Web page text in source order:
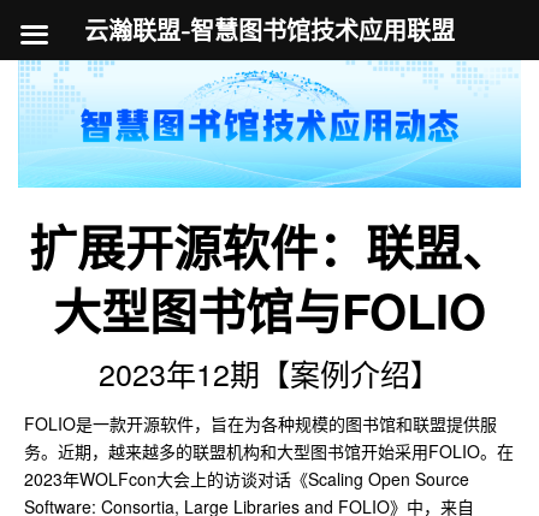
容
扩展开源软件：联盟、
大型图书馆与FOLIO
2023年12期【案例介绍】
FOLIO是一款开源软件，旨在为各种规模的图书馆和联盟提供服
务。近期，越来越多的联盟机构和大型图书馆开始采用FOLIO。在
2023年WOLFcon大会上的访谈对话《Scaling Open Source
Software: Consortia, Large Libraries and FOLIO》中，来自
云瀚联盟-智慧图书馆技术应用联盟